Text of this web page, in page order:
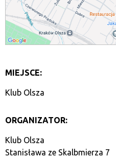
MIEJSCE:
Klub Olsza
ORGANIZATOR:
Klub Olsza
Stanisława ze Skalbmierza 7